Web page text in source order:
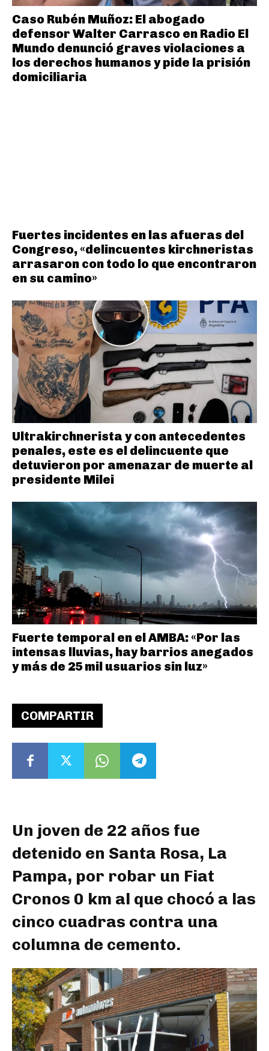
COMPARTIR
Un joven de 22 años fue
detenido en Santa Rosa, La
Pampa, por robar un Fiat
Cronos 0 km al que chocó a las
cinco cuadras contra una
columna de cemento.
Caso Rubén Muñoz: El abogado
defensor Walter Carrasco en Radio El
Mundo denunció graves violaciones a
los derechos humanos y pide la prisión
domiciliaria
Fuertes incidentes en las afueras del
Congreso, «delincuentes kirchneristas
arrasaron con todo lo que encontraron
en su camino»
Ultrakirchnerista y con antecedentes
penales, este es el delincuente que
detuvieron por amenazar de muerte al
presidente Milei
Fuerte temporal en el AMBA: «Por las
intensas lluvias, hay barrios anegados
y más de 25 mil usuarios sin luz»